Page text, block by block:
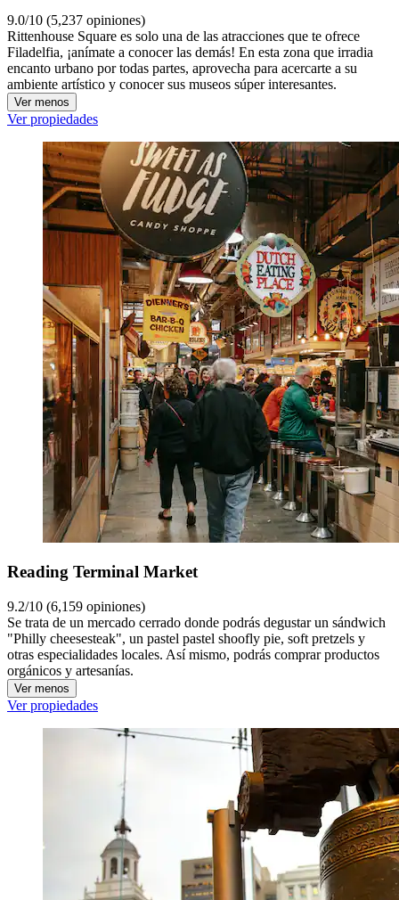
9.0/10 (5,237 opiniones)
Rittenhouse Square es solo una de las atracciones que te ofrece
Filadelfia, ¡anímate a conocer las demás! En esta zona que irradia
encanto urbano por todas partes, aprovecha para acercarte a su
ambiente artístico y conocer sus museos súper interesantes.
Ver menos
Ver propiedades
Reading Terminal Market
9.2/10 (6,159 opiniones)
Se trata de un mercado cerrado donde podrás degustar un sándwich
"Philly cheesesteak", un pastel pastel shoofly pie, soft pretzels y
otras especialidades locales. Así mismo, podrás comprar productos
orgánicos y artesanías.
Ver menos
Ver propiedades